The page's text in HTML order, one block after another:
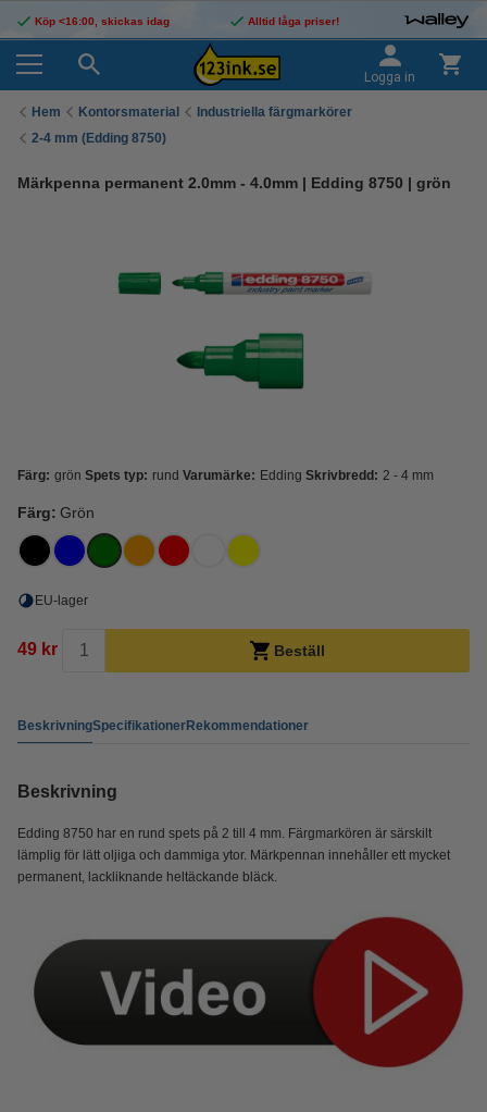
Köp <16:00, skickas idag Alltid låga priser!
Logga in
Hem Kontorsmaterial
Industriella färgmarkörer
2-4 mm (Edding 8750)
Märkpenna permanent 2.0mm - 4.0mm | Edding 8750 | grön
Färg: grön Spets typ: rund Varumärke: Edding Skrivbredd: 2 - 4 mm
Färg: Grön
EU-lager
49 kr Beställ
BeskrivningSpecifikationerRekommendationer
Beskrivning
Edding 8750 har en rund spets på 2 till 4 mm. Färgmarkören är särskilt
lämplig för lätt oljiga och dammiga ytor. Märkpennan innehåller ett mycket
permanent, lackliknande heltäckande bläck.